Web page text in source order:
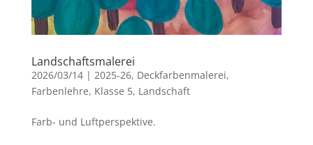
Landschaftsmalerei
2026/03/14| 2025-26, Deckfarbenmalerei,
Farbenlehre, Klasse 5, Landschaft
Farb- und Luftperspektive.